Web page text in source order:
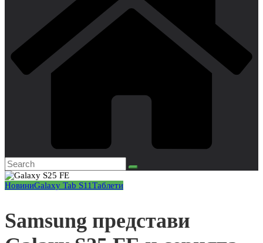
НовиниGalaxy Tab S11Таблети
Samsung представи